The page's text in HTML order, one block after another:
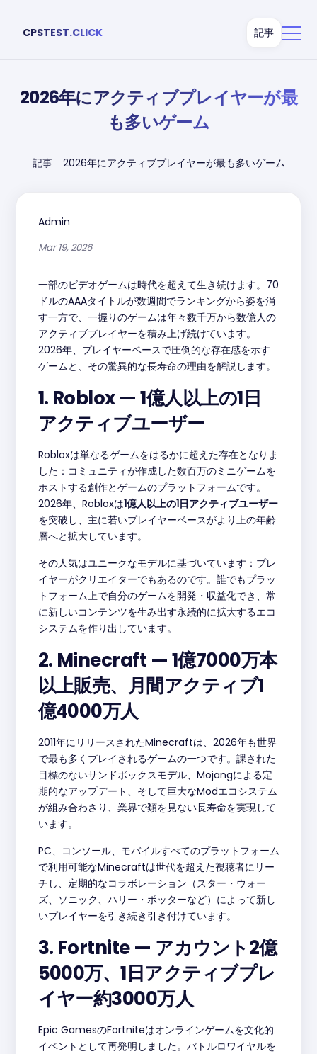
CPSTEST.CLICK 記事
2026年にアクティブプレイヤーが最
も多いゲーム
記事 2026年にアクティブプレイヤーが最も多いゲーム
Admin
Mar 19, 2026
一部のビデオゲームは時代を超えて生き続けます。70
ドルのAAAタイトルが数週間でランキングから姿を消
す一方で、一握りのゲームは年々数千万から数億人の
アクティブプレイヤーを積み上げ続けています。
2026年、プレイヤーベースで圧倒的な存在感を示す
ゲームと、その驚異的な長寿命の理由を解説します。
1. Roblox — 1億人以上の1日
アクティブユーザー
Robloxは単なるゲームをはるかに超えた存在となりま
した：コミュニティが作成した数百万のミニゲームを
ホストする創作とゲームのプラットフォームです。
2026年、Robloxは1億人以上の1日アクティブユーザー
を突破し、主に若いプレイヤーベースがより上の年齢
層へと拡大しています。
その人気はユニークなモデルに基づいています：プレ
イヤーがクリエイターでもあるのです。誰でもプラッ
トフォーム上で自分のゲームを開発・収益化でき、常
に新しいコンテンツを生み出す永続的に拡大するエコ
システムを作り出しています。
2. Minecraft — 1億7000万本
以上販売、月間アクティブ1
億4000万人
2011年にリリースされたMinecraftは、2026年も世界
で最も多くプレイされるゲームの一つです。課された
目標のないサンドボックスモデル、Mojangによる定
期的なアップデート、そして巨大なModエコシステム
が組み合わさり、業界で類を見ない長寿命を実現して
います。
PC、コンソール、モバイルすべてのプラットフォーム
で利用可能なMinecraftは世代を超えた視聴者にリー
チし、定期的なコラボレーション（スター・ウォー
ズ、ソニック、ハリー・ポッターなど）によって新し
いプレイヤーを引き続き引き付けています。
3. Fortnite — アカウント2億
5000万、1日アクティブプレ
イヤー約3000万人
Epic GamesのFortniteはオンラインゲームを文化的
イベントとして再発明しました。バトルロワイヤルを